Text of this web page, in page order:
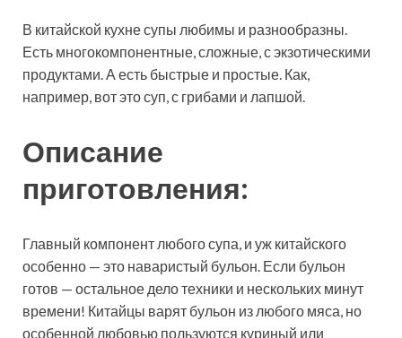
В китайской кухне супы любимы и разнообразны.
Есть многокомпонентные, сложные, с экзотическими
продуктами. А есть быстрые и простые. Как,
например, вот это суп, с грибами и лапшой.
Описание
приготовления:
Главный компонент любого супа, и уж китайского
особенно — это наваристый бульон. Если бульон
готов — остальное дело техники и нескольких минут
времени! Китайцы варят бульон из любого мяса, но
особенной любовью пользуются куриный или